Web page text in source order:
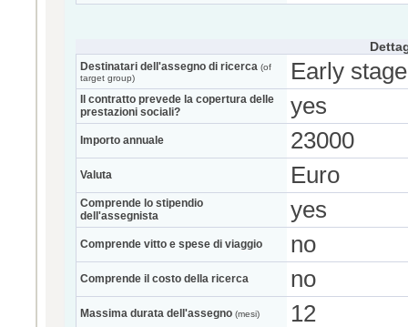
Destinatari dell'assegno di ricerca (of
target group)
Early
Il contratto prevede la copertura delle
prestazioni sociali?
yes
Importo annuale 23000
Valuta Euro
Comprende lo stipendio
dell'assegnista
yes
Comprende vitto e spese di viaggio no
Comprende il costo della ricerca no
Massima durata dell'assegno (mesi) 12